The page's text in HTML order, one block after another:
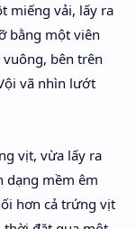
miếng vải, lấy ra
bằng một viên
bên trên
vã nhìn lướt
vịt, vừa lấy ra
dạng mềm êm
hơn cả trứng vịt